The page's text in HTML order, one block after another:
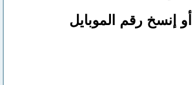
أو إنسخ رقم الموبايل